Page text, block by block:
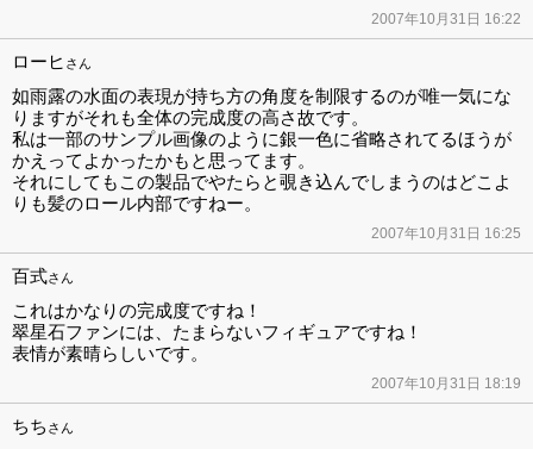
2007年10月31日 16:22
ローヒ さん
如雨露の水面の表現が持ち方の角度を制限するのが唯一気にな
りますがそれも全体の完成度の高さ故です。
私は一部のサンプル画像のように銀一色に省略されてるほうが
かえってよかったかもと思ってます。
それにしてもこの製品でやたらと覗き込んでしまうのはどこよ
りも髪のロール内部ですねー。
2007年10月31日 16:25
百式さん
これはかなりの完成度ですね！
翠星石ファンには、たまらないフィギュアですね！
表情が素晴らしいです。
2007年10月31日 18:19
ちち さん